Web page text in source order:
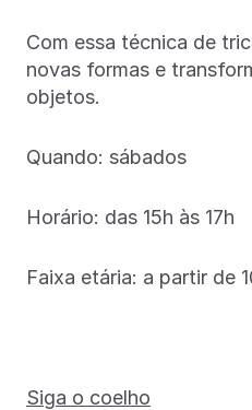
Com essa técnica de
novas formas e
objetos.
Quando: sábados
Horário: das 15h às 17h
Faixa etária: a partir de
Siga o coelho